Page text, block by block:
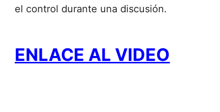
el control durante una discusión.
ENLACE AL VIDEO